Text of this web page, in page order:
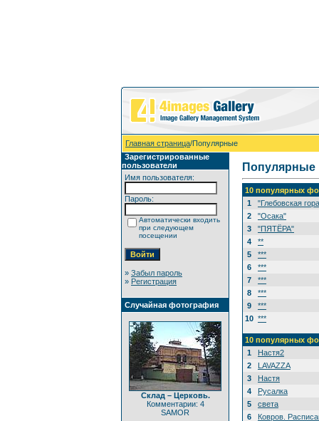
Главная страница/Популярные
Зарегистрированные
пользователи
Имя пользователя:
Пароль:
Автоматически входить
при следующем
посещении
» Забыл пароль
» Регистрация
Случайная фотография
Склад – Церковь.
Комментарии: 4
SAMOR
Популярные
10 популярных
1
"Глебовская
2
"Осака"
3
"ПЯТЁРА"
4
**
5
***
6
***
7
***
8
***
9
***
10 ***
10 популярных
1
Настя2
2
LAVAZZA
3
Настя
4
Русалка
5
света
6
Ковров.